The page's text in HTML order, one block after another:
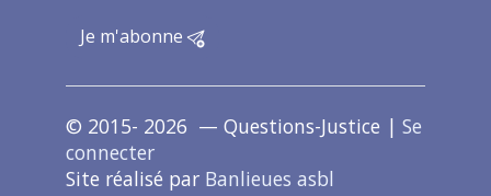
Je m'abonne
© 2015- 2026 — Questions-Justice | Se
connecter
Site réalisé par Banlieues asbl